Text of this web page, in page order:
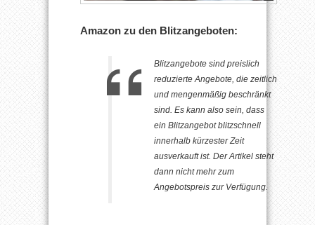
Amazon zu den Blitzangeboten:
Blitzangebote sind preislich
reduzierte Angebote, die zeitlich
und mengenmäßig beschränkt
sind. Es kann also sein, dass
ein Blitzangebot blitzschnell
innerhalb kürzester Zeit
ausverkauft ist. Der Artikel steht
dann nicht mehr zum
Angebotspreis zur Verfügung.